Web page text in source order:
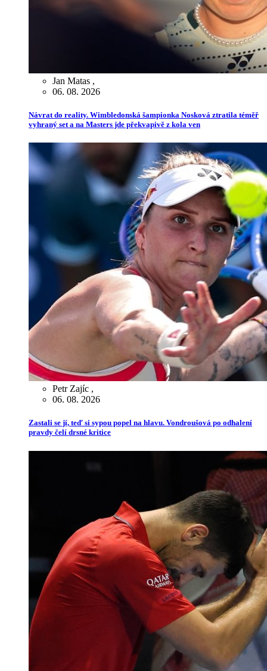
Jan Matas ,
06. 08. 2026
Návrat do reality. Wimbledonská šampionka Nosková ztratila téměř
vyhraný set a na Masters jde překvapivě z kola ven
Petr Zajíc ,
06. 08. 2026
Zastali se jí, teď si sypou popel na hlavu. Vondroušová po odhalení
pravdy čelí drsné kritice